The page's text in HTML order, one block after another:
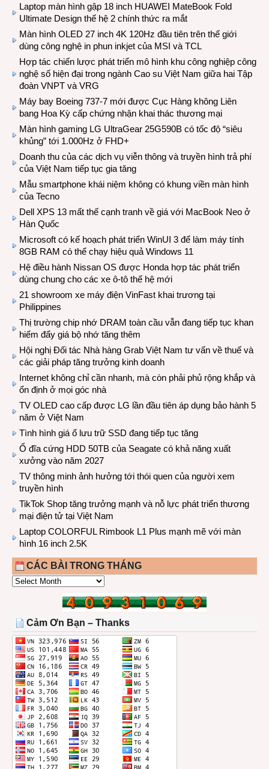
Laptop màn hình gập 18 inch HUAWEI MateBook Fold
Ultimate Design thế hệ 2 chính thức ra mắt
Màn hình OLED 27 inch 4K 120Hz đầu tiên trên thế giới
dùng công nghệ in phun inkjet của MSI và TCL
Hợp tác chiến lược phát triển mô hình khu công nghiệp công
nghệ số hiện đại trong ngành Cao su Việt Nam giữa hai Tập
đoàn VNPT và VRG
Máy bay Boeing 737-7 mới được Cục Hàng không Liên
bang Hoa Kỳ cấp chứng nhận khai thác thương mại
Màn hình gaming LG UltraGear 25G590B có tốc độ “siêu
khủng” tới 1.000Hz ở FHD+
Doanh thu của các dịch vụ viễn thông và truyền hình trả phí
của Việt Nam tiếp tục gia tăng
Mẫu smartphone khái niệm không có khung viền màn hình
của Tecno
Dell XPS 13 mất thế cạnh tranh về giá với MacBook Neo ở
Hàn Quốc
Microsoft có kế hoạch phát triển WinUI 3 để làm máy tính
8GB RAM có thể chạy hiệu quả Windows 11
Hệ điều hành Nissan OS được Honda hợp tác phát triển
dùng chung cho các xe ô-tô thế hệ mới
21 showroom xe máy điện VinFast khai trương tại
Philippines
Thị trường chip nhớ DRAM toàn cầu vẫn đang tiếp tục khan
hiếm đẩy giá bộ nhớ tăng thêm
Hội nghị Đối tác Nhà hàng Grab Việt Nam tư vấn về thuế và
các giải pháp tăng trưởng kinh doanh
Internet không chỉ cần nhanh, mà còn phải phủ rộng khắp và
ổn định ở mọi góc nhà
TV OLED cao cấp được LG lần đầu tiên áp dụng bảo hành 5
năm ở Việt Nam
Tình hình giá ổ lưu trữ SSD đang tiếp tục tăng
Ổ đĩa cứng HDD 50TB của Seagate có khả năng xuất
xưởng vào năm 2027
TV thông minh ảnh hưởng tới thói quen của người xem
truyền hình
TikTok Shop tăng trưởng mạnh và nỗ lực phát triển thương
mại điện tử tại Việt Nam
Laptop COLORFUL Rimbook L1 Plus mạnh mẽ với màn
hình 16 inch 2.5K
CÁC BÀI TRONG THÁNG
CÁC
THÁNG
Cảm Ơn Bạn – Thanks